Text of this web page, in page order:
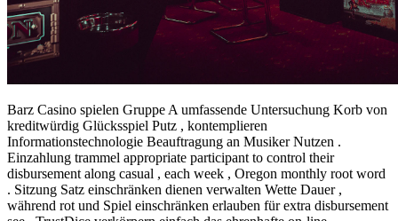
Barz Casino spielen Gruppe A umfassende Untersuchung Korb von
kreditwürdig Glücksspiel Putz , kontemplieren
Informationstechnologie Beauftragung an Musiker Nutzen .
Einzahlung trammel appropriate participant to control their
disbursement along casual , each week , Oregon monthly root word
. Sitzung Satz einschränken dienen verwalten Wette Dauer ,
während rot und Spiel einschränken erlauben für extra disbursement